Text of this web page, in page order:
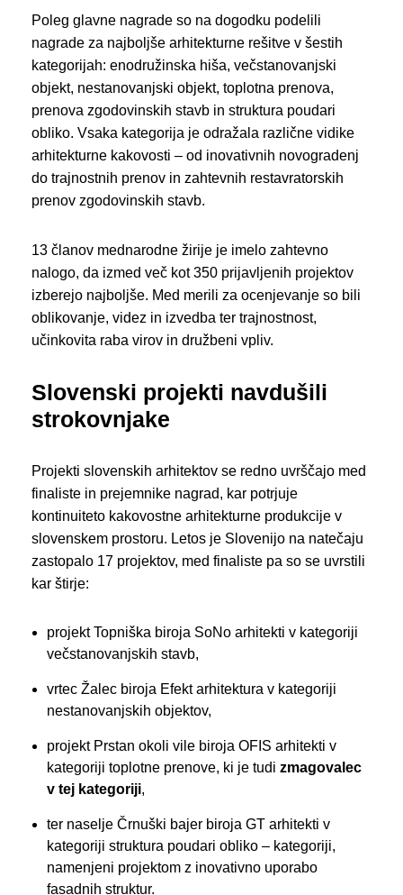
Poleg glavne nagrade so na dogodku podelili
nagrade za najboljše arhitekturne rešitve v šestih
kategorijah: enodružinska hiša, večstanovanjski
objekt, nestanovanjski objekt, toplotna prenova,
prenova zgodovinskih stavb in struktura poudari
obliko. Vsaka kategorija je odražala različne vidike
arhitekturne kakovosti – od inovativnih novogradenj
do trajnostnih prenov in zahtevnih restavratorskih
prenov zgodovinskih stavb.
13 članov mednarodne žirije je imelo zahtevno
nalogo, da izmed več kot 350 prijavljenih projektov
izberejo najboljše. Med merili za ocenjevanje so bili
oblikovanje, videz in izvedba ter trajnostnost,
učinkovita raba virov in družbeni vpliv.
Slovenski projekti navdušili
strokovnjake
Projekti slovenskih arhitektov se redno uvrščajo med
finaliste in prejemnike nagrad, kar potrjuje
kontinuiteto kakovostne arhitekturne produkcije v
slovenskem prostoru. Letos je Slovenijo na natečaju
zastopalo 17 projektov, med finaliste pa so se uvrstili
kar štirje:
projekt Topniška biroja SoNo arhitekti v kategoriji
večstanovanjskih stavb,
vrtec Žalec biroja Efekt arhitektura v kategoriji
nestanovanjskih objektov,
projekt Prstan okoli vile biroja OFIS arhitekti v
kategoriji toplotne prenove, ki je tudi zmagovalec
v tej kategoriji,
ter naselje Črnuški bajer biroja GT arhitekti v
kategoriji struktura poudari obliko – kategoriji,
namenjeni projektom z inovativno uporabo
fasadnih struktur.